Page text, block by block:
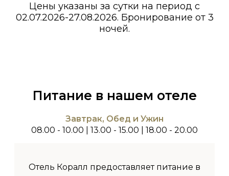
Цены указаны за сутки на период с
02.07.2026-27.08.2026. Бронирование от 3
ночей.
Питание в нашем отеле
Завтрак, Обед и Ужин
08.00 - 10.00 | 13.00 - 15.00 | 18.00 - 20.00
Отель Коралл предоставляет питание в